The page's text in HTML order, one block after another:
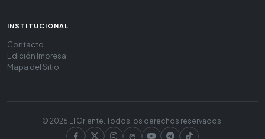
INSTITUCIONAL
Contacto
Edición Impresa
Mapa del Sitio
© 2026 El Oriente. Todos los derechos reservados.